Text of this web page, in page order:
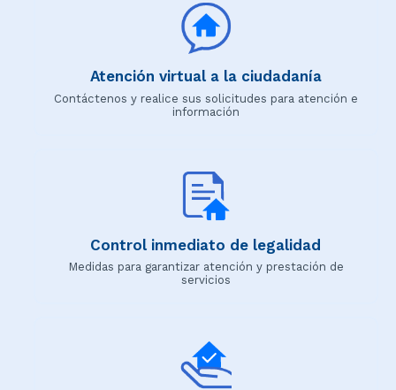
Atención virtual a la ciudadanía
Contáctenos y realice sus solicitudes para atención e
información
Control inmediato de legalidad
Medidas para garantizar atención y prestación de
servicios